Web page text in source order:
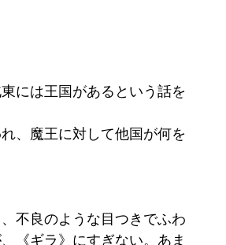
には王国があるという話を
、魔王に対して他国が何を
不良のような目つきでふわ
《ギラ》にすぎない。あま